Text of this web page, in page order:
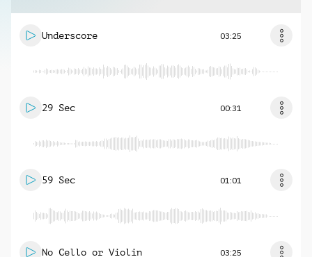
Underscore 03:25
29 Sec 00:31
59 Sec 01:01
No Cello or Violin 03:25